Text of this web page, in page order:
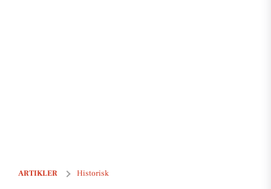
ARTIKLER Historisk
Derfor fejrer vi palmesøndag